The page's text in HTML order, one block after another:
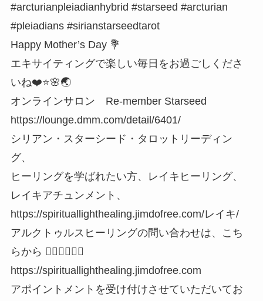
#arcturianpleiadianhybrid #starseed #arcturian
#pleiadians #sirianstarseedtarot
Happy Mother’s Day 💐
エキサイティングで楽しい毎日をお過ごしくださ
いね❤️⭐️🌸🌏
オンラインサロン Re-member Starseed
https://lounge.dmm.com/detail/6401/
シリアン・スターシード・タロットリーディン
グ、
ヒーリングを学ばれたい方、レイキヒーリング、
レイキアチュンメント、
https://spirituallighthealing.jimdofree.com/レイキ/
アルクトゥルスヒーリングの問い合わせは、こち
らから 👇🏼👇🏼👇🏼
https://spirituallighthealing.jimdofree.com
アポイントメントを受け付けさせていただいてお